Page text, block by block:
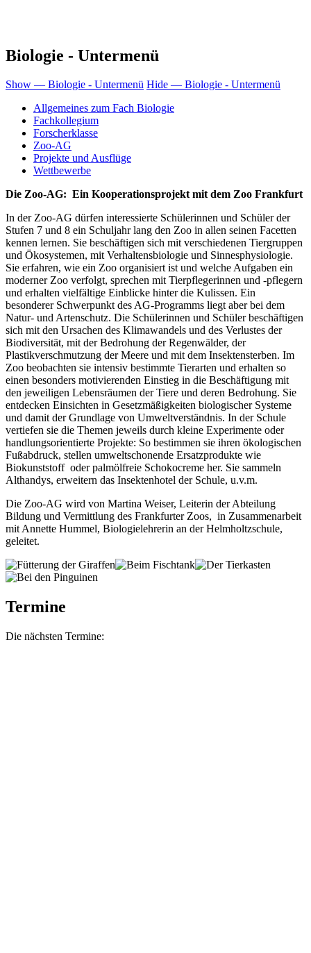
Biologie - Untermenü
Show — Biologie - Untermenü Hide — Biologie - Untermenü
Allgemeines zum Fach Biologie
Fachkollegium
Forscherklasse
Zoo-AG
Projekte und Ausflüge
Wettbewerbe
Die Zoo-AG: Ein Kooperationsprojekt mit dem Zoo Frankfurt
In der Zoo-AG dürfen interessierte Schülerinnen und Schüler der
Stufen 7 und 8 ein Schuljahr lang den Zoo in allen seinen Facetten
kennen lernen. Sie beschäftigen sich mit verschiedenen Tiergruppen
und Ökosystemen, mit Verhaltensbiologie und Sinnesphysiologie.
Sie erfahren, wie ein Zoo organisiert ist und welche Aufgaben ein
moderner Zoo verfolgt, sprechen mit Tierpflegerinnen und -pflegern
und erhalten vielfältige Einblicke hinter die Kulissen. Ein
besonderer Schwerpunkt des AG-Programms liegt aber bei dem
Natur- und Artenschutz. Die Schülerinnen und Schüler beschäftigen
sich mit den Ursachen des Klimawandels und des Verlustes der
Biodiversität, mit der Bedrohung der Regenwälder, der
Plastikverschmutzung der Meere und mit dem Insektensterben. Im
Zoo beobachten sie intensiv bestimmte Tierarten und erhalten so
einen besonders motivierenden Einstieg in die Beschäftigung mit
den jeweiligen Lebensräumen der Tiere und deren Bedrohung. Sie
entdecken Einsichten in Gesetzmäßigkeiten biologischer Systeme
und damit der Grundlage von Umweltverständnis. In der Schule
vertiefen sie die Themen jeweils durch kleine Experimente oder
handlungsorientierte Projekte: So bestimmen sie ihren ökologischen
Fußabdruck, stellen umweltschonende Ersatzprodukte wie
Biokunststoff oder palmölfreie Schokocreme her. Sie sammeln
Althandys, erweitern das Insektenhotel der Schule, u.v.m.
Die Zoo-AG wird von Martina Weiser, Leiterin der Abteilung
Bildung und Vermittlung des Frankfurter Zoos, in Zusammenarbeit
mit Annette Hummel, Biologielehrerin an der Helmholtzschule,
geleitet.
Termine
Die nächsten Termine: